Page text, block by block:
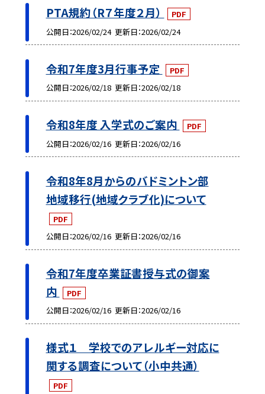
PTA規約（R７年度２月）
PDF
公開日 2026/02/24 更新日 2026/02/24
令和7年度3月行事予定
PDF
公開日 2026/02/18 更新日 2026/02/18
令和8年度 入学式のご案内
PDF
公開日 2026/02/16 更新日 2026/02/16
令和8年8月からのバドミントン部
地域移行(地域クラブ化)について
PDF
公開日 2026/02/16 更新日 2026/02/16
令和7年度卒業証書授与式の御案
内
PDF
公開日 2026/02/16 更新日 2026/02/16
様式１ 学校でのアレルギー対応に
関する調査について（小中共通）
PDF